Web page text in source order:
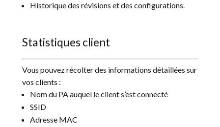
Historique des révisions et des configurations.
Statistiques client
Vous pouvez récolter des informations détaillées sur
vos clients :
Nom du PA auquel le client s’est connecté
SSID
Adresse MAC